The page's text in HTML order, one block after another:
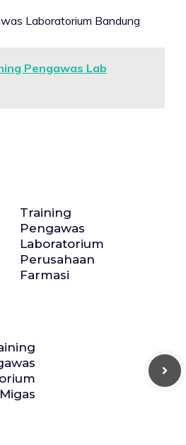
Laboratorium Bandung
Pengawas Lab
Training
Pengawas
Laboratorium
Perusahaan
Farmasi